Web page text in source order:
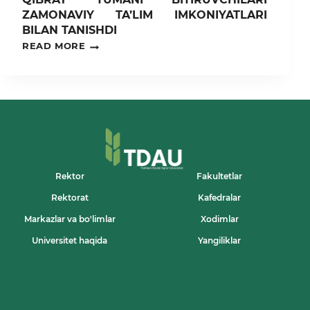
ZAMONAVIY TA’LIM IMKONIYATLARI
BILAN TANISHDI
READ MORE
TDAUDA
TANISHDIRektor Fakultetlar
Rektorat Kafedralar
Markazlar va bo'limlar Xodimlar
Universitet haqida Yangiliklar